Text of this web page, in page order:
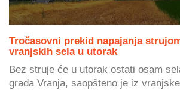
Tročasovni prekid napajanja
vranjskih sela u utorak
Bez struje će u utorak ostati osam
grada Vranja, saopšteno je iz vranjske